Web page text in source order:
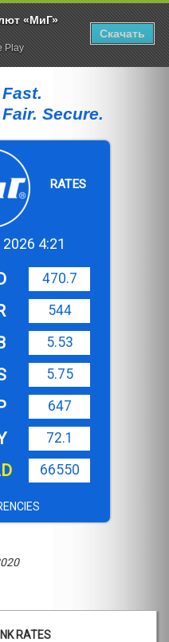
Fast.
Fair. Secure.
RATES
4:21
470.7
544
5.53
5.75
647
72.1
66550
RATES
«МиГ»
Play
Скачать